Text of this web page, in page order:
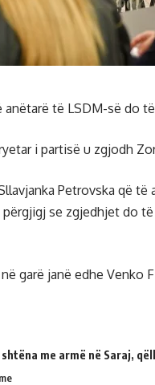
anëtarë të LSDM-së do
i partisë u zgjodh
Petrovska që
se zgjedhjet do
garë janë edhe Venko
me armë në Saraj,